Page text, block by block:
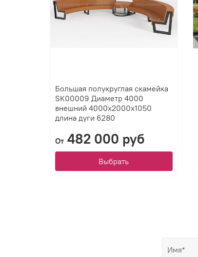
Большая полукруглая скамейка
SK00009 Диаметр 4000
внешний 4000х2000х1050
длина дуги 6280
От 482 000 руб
Выбрать